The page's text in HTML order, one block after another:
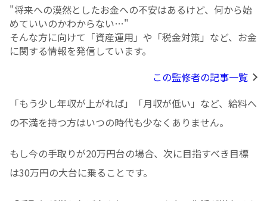
"将来への漠然としたお⾦への不安はあるけど、何から始
めていいのかわからない…"
そんな方に向けて「資産運用」や「税金対策」など、お金
に関する情報を発信しています。
この監修者の記事一覧
「もう少し年収が上がれば」「月収が低い」など、給料へ
の不満を持つ方はいつの時代も少なくありません。
もし今の手取りが20万円台の場合、次に目指すべき目標
は30万円の大台に乗ることです。